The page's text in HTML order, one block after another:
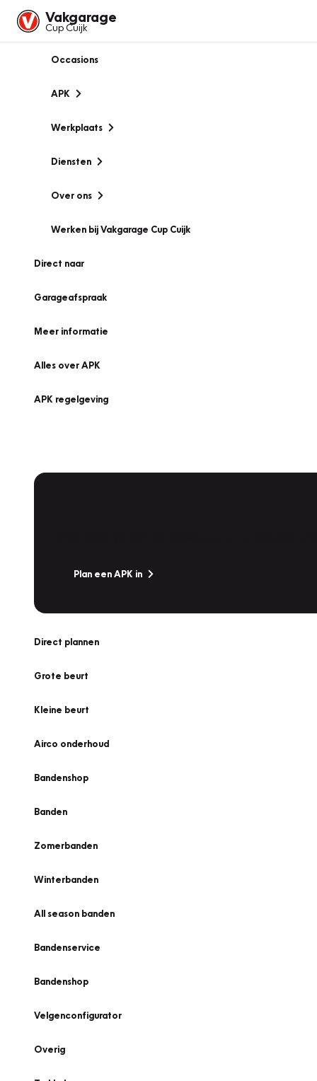
Vakgarage
Cup Cuijk
Occasions
APK
Werkplaats
Diensten
Over ons
Werken bij Vakgarage Cup Cuijk
Direct naar
Garageafspraak
Meer informatie
Alles over APK
APK regelgeving
Plan een APK in
Direct plannen
Grote beurt
Kleine beurt
Airco onderhoud
Bandenshop
Banden
Zomerbanden
Winterbanden
All season banden
Bandenservice
Bandenshop
Velgenconfigurator
Overig